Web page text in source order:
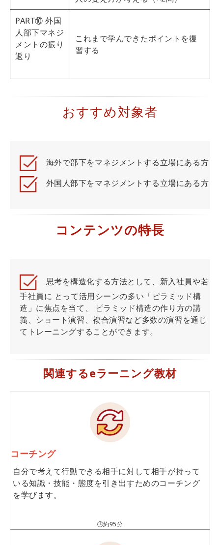
PART⑩ 外国
人部下マネジ
メントの振り
返り
これまで学んできたポイントを復
習する
おすすめ対象者
海外で部下をマネジメントする立場にある方
外国人部下をマネジメントする立場にある方
コンテンツの特長
思考を構造化する方法として、新入社員や若
手社員に とって活用シーンの多い「ピラミッド構
造」に焦点を当て、 ピラミッド構造の作り方の講
義、ショート演習、複合演習など多数の演習を通じ
てトレーニングすることができます。
関連するeラーニング教材
コーチング
自分で考えて行動できる相手に対して相手が持って
いる知識・技能・態度を引き出すためのコーチング
を学びます。
🕒約95分